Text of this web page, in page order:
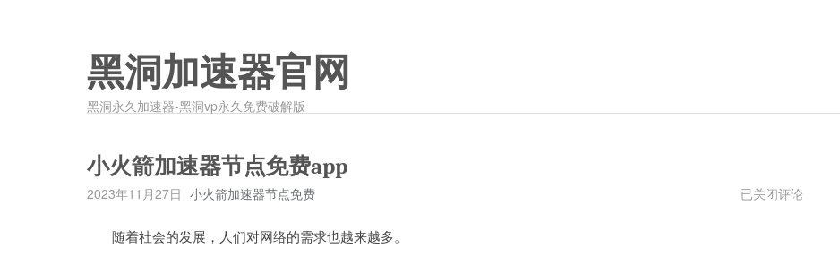
黑洞加速器官网
黑洞永久加速器-黑洞vp永久免费破解版
小火箭加速器节点免费app
2023年11月27日 小火箭加速器节点免费
小
已关闭评论
随着社会的发展，人们对网络的需求也越来越多。